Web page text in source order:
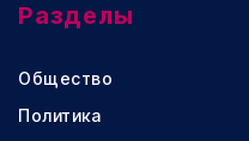
Разделы
Общество
Политика